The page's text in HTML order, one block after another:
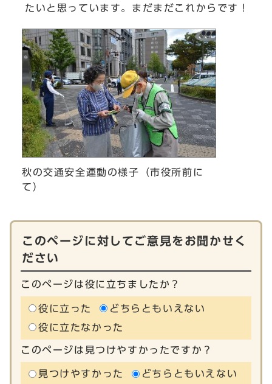
たいと思っています。まだまだこれからです！
秋の交通安全運動の様子（市役所前に
て）
このページに対してご意見をお聞かせく
ださい
このページは役に立ちましたか？
役に立った
どちらともいえない
役に立たなかった
このページは見つけやすかったですか？
見つけやすかった
どちらともいえない